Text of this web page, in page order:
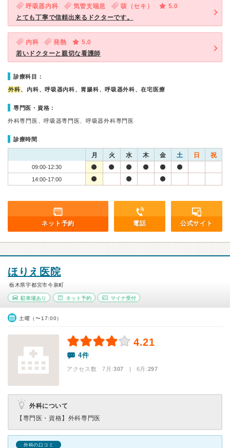
呼吸器内科 気管支喘息 咳（セキ）
5.0
とても丁寧で信頼出来るドクターです。
内科 発熱
5.0
若いドクターと親切な看護師
診療科目：
外科、内科、呼吸器内科、胃腸科、呼吸器外科、在宅医療
専門医・資格：
外科専門医、呼吸器専門医、呼吸器外科専門医
診療時間
月 火 水 木 金 土 日 祝
09:00-12:30
14:00-17:00
ネット予約 電話 公式サイト
ほりえ医院
栃木県宇都宮市今泉町
駐車場あり ネット予約 マイナ受付
土曜（〜17:00）
4.21
4件
アクセス数 7月:307 | 6月:297
外科について
【専門医・資格】 外科専門医
外科の口コミ